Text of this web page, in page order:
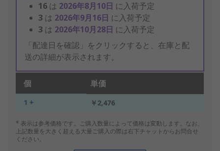
16 は 2026年8月10日 に入荷予定
3 は 2026年9月16日 に入荷予定
3 は 2026年10月28日 に入荷予定
「配達日を確認」をクリックすると、在庫と配
送の詳細が表示されます。
個 単価
1 + ￥2,476
* 表示は参考価格です。ご購入数量によって価格は変動します。なお、
上記数量を大きく超える大量ご購入の際は右下チャットからお問合せ
ください。